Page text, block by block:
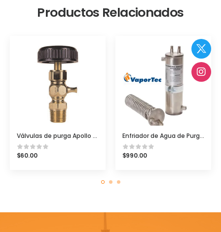
Productos Relacionados
Válvulas de purga Apollo Conbraco (Tricocks)
$60.00
Enfriador de Agua de Purga VFC-1SC Sample Cooler
$990.00